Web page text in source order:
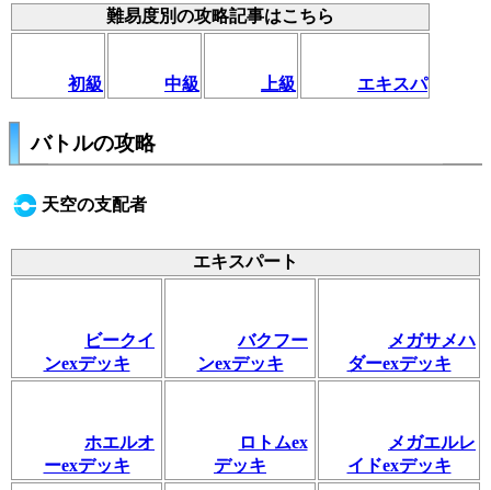
難易度別の攻略記事はこちら
初級 中級 上級 エキスパ
バトルの攻略
天空の支配者
エキスパート
ビークイ
ンexデッキ
バクフー
ンexデッキ
メガサメハ
ダーexデッキ
ホエルオ
ーexデッキ
ロトムex
デッキ
メガエルレ
イドexデッキ